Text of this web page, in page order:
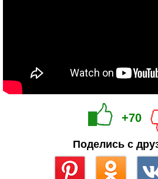
+70
Поделись с